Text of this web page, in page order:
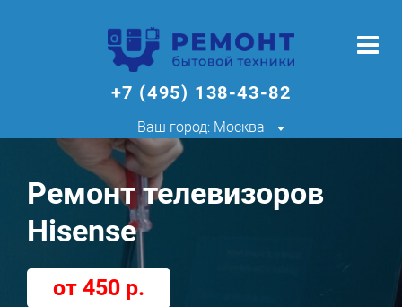
+7 (495) 138-43-82
Ваш город: Москва
Ремонт телевизоров
Hisense
от 450 р.